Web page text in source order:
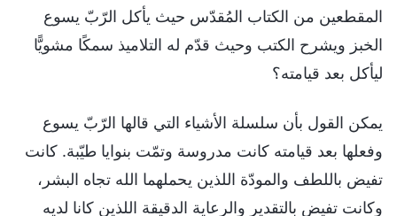
المقطعين من الكتاب المُقدّس حيث يأكل الرّبّ يسوع
الخبز ويشرح الكتب وحيث قدّم له التلاميذ سمكًا مشويًّا
ليأكل بعد قيامته؟
يمكن القول بأن سلسلة الأشياء التي قالها الرّبّ يسوع
وفعلها بعد قيامته كانت مدروسة وتمّت بنوايا طيّبة. كانت
تفيض باللطف والمودّة اللذين يحملهما الله تجاه البشر،
وكانت تفيض بالتقدير والرعاية الدقيقة اللذين كانا لديه